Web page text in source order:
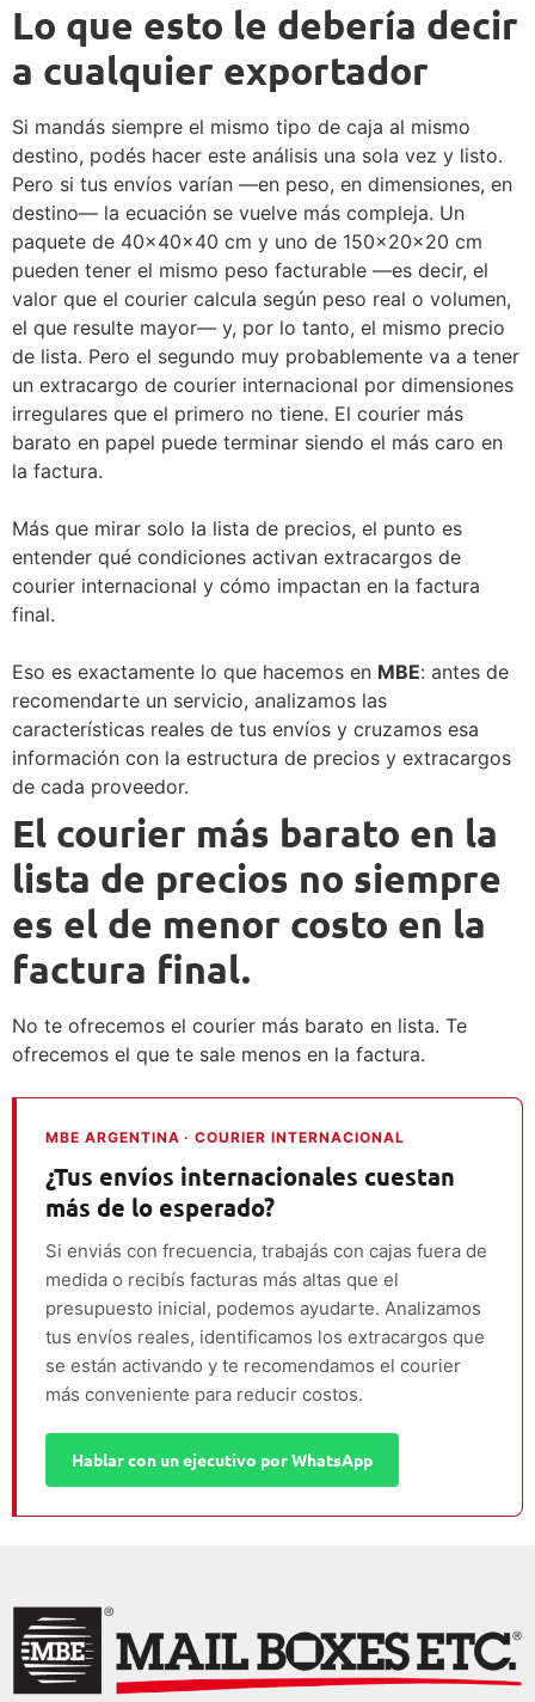
Lo que esto le debería decir
a cualquier exportador
Si mandás siempre el mismo tipo de caja al mismo
destino, podés hacer este análisis una sola vez y listo.
Pero si tus envíos varían —en peso, en dimensiones, en
destino— la ecuación se vuelve más compleja. Un
paquete de 40×40×40 cm y uno de 150×20×20 cm
pueden tener el mismo peso facturable —es decir, el
valor que el courier calcula según peso real o volumen,
el que resulte mayor— y, por lo tanto, el mismo precio
de lista. Pero el segundo muy probablemente va a tener
un extracargo de courier internacional por dimensiones
irregulares que el primero no tiene. El courier más
barato en papel puede terminar siendo el más caro en
la factura.
Más que mirar solo la lista de precios, el punto es
entender qué condiciones activan extracargos de
courier internacional y cómo impactan en la factura
final.
Eso es exactamente lo que hacemos en MBE: antes de
recomendarte un servicio, analizamos las
características reales de tus envíos y cruzamos esa
información con la estructura de precios y extracargos
de cada proveedor.
El courier más barato en la
lista de precios no siempre
es el de menor costo en la
factura final.
No te ofrecemos el courier más barato en lista. Te
ofrecemos el que te sale menos en la factura.
MBE ARGENTINA · COURIER INTERNACIONAL
¿Tus envíos internacionales cuestan
más de lo esperado?
Si enviás con frecuencia, trabajás con cajas fuera de
medida o recibís facturas más altas que el
presupuesto inicial, podemos ayudarte. Analizamos
tus envíos reales, identificamos los extracargos que
se están activando y te recomendamos el courier
más conveniente para reducir costos.
Hablar con un ejecutivo por WhatsApp